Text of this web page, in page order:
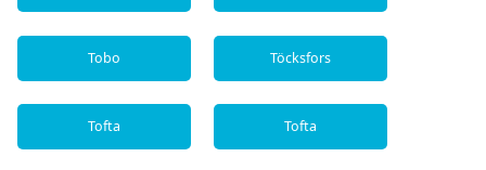
Tobo Töcksfors
Tofta Tofta